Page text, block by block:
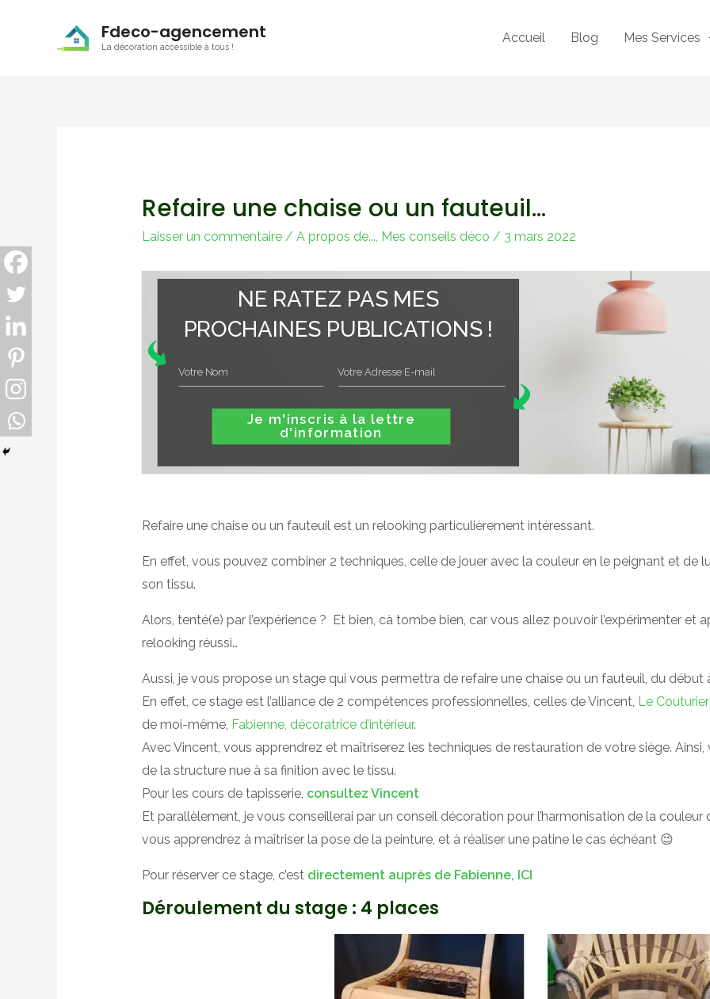
Fdeco-agencement
La décoration accessible à tous !
Accueil Blog Mes Services
Refaire une chaise ou un fauteuil…
Laisser un commentaire / A propos de..., Mes conseils déco / 3 mars 2022
NE RATEZ PAS MES
PROCHAINES PUBLICATIONS !
Je m'inscris à la lettre
d'information
Refaire une chaise ou un fauteuil est un relooking particulièrement intéressant.
En effet, vous pouvez combiner 2 techniques, celle de jouer avec la couleur en le peignant et de
son tissu.
Alors, tenté(e) par l’expérience ? Et bien, cà tombe bien, car vous allez pouvoir l’expérimenter et
relooking réussi…
Aussi, je vous propose un stage qui vous permettra de refaire une chaise ou un fauteuil, du début
En effet, ce stage est l’alliance de 2 compétences professionnelles, celles de Vincent, Le
de moi-même, Fabienne, décoratrice d’intérieur.
Avec Vincent, vous apprendrez et maîtriserez les techniques de restauration de votre siège.
de la structure nue à sa finition avec le tissu.
Pour les cours de tapisserie, consultez Vincent
Et parallèlement, je vous conseillerai par un conseil décoration pour l’harmonisation de la couleur
vous apprendrez à maîtriser la pose de la peinture, et à réaliser une patine le cas échéant 😉
Pour réserver ce stage, c’est directement auprès de Fabienne, ICI
Déroulement du stage: 4 places